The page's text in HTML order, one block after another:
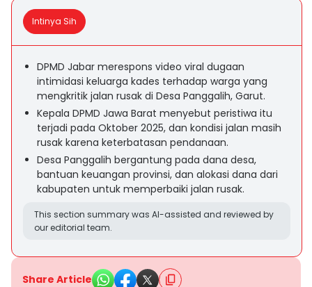
Intinya Sih
DPMD Jabar merespons video viral dugaan
intimidasi keluarga kades terhadap warga yang
mengkritik jalan rusak di Desa Panggalih, Garut.
Kepala DPMD Jawa Barat menyebut peristiwa itu
terjadi pada Oktober 2025, dan kondisi jalan masih
rusak karena keterbatasan pendanaan.
Desa Panggalih bergantung pada dana desa,
bantuan keuangan provinsi, dan alokasi dana dari
kabupaten untuk memperbaiki jalan rusak.
This section summary was AI-assisted and reviewed by
our editorial team.
Share Article